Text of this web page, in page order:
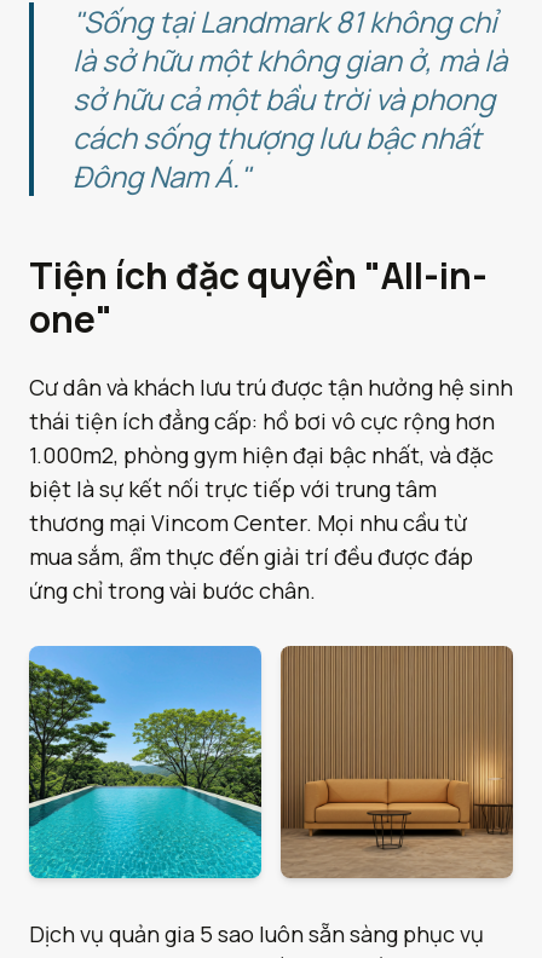
"Sống tại Landmark 81 không chỉ
là sở hữu một không gian ở, mà là
sở hữu cả một bầu trời và phong
cách sống thượng lưu bậc nhất
Đông Nam Á."
Tiện ích đặc quyền "All-in-
one"
Cư dân và khách lưu trú được tận hưởng hệ sinh
thái tiện ích đẳng cấp: hồ bơi vô cực rộng hơn
1.000m2, phòng gym hiện đại bậc nhất, và đặc
biệt là sự kết nối trực tiếp với trung tâm
thương mại Vincom Center. Mọi nhu cầu từ
mua sắm, ẩm thực đến giải trí đều được đáp
ứng chỉ trong vài bước chân.
Dịch vụ quản gia 5 sao luôn sẵn sàng phục vụ